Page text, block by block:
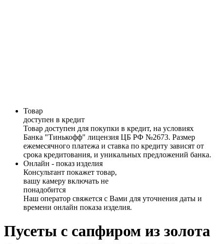
Товар
доступен в кредит
Товар доступен для покупки в кредит, на условиях
Банка "Тинькофф" лицензия ЦБ РФ №2673. Размер
ежемесячного платежа и ставка по кредиту зависят от
срока кредитования, и уникальных предложений банка.
Онлайн - показ изделия
Консультант покажет товар,
вашу камеру включать не
понадобится
Наш оператор свяжется с Вами для уточнения даты и
времени онлайн показа изделия.
Пусеты с сапфиром из золота